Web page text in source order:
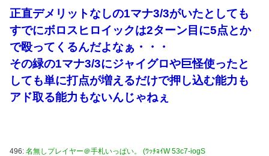
正直デメリットなしの1マナ3/3がいたとしても
すでにボロスヒロイックは2ターン目に5点とか
で殴ってくるんだよなぁ・・・
その緑の1マナ3/3にジャイグロや巨怪使ったと
しても単に打点が増えるだけで押し込む能力も
アド取る能力もないんじゃねぇ
496: 名無しプレイヤー＠手札いっぱい。 (ﾜｯﾁｮｲW 53c7-iogS